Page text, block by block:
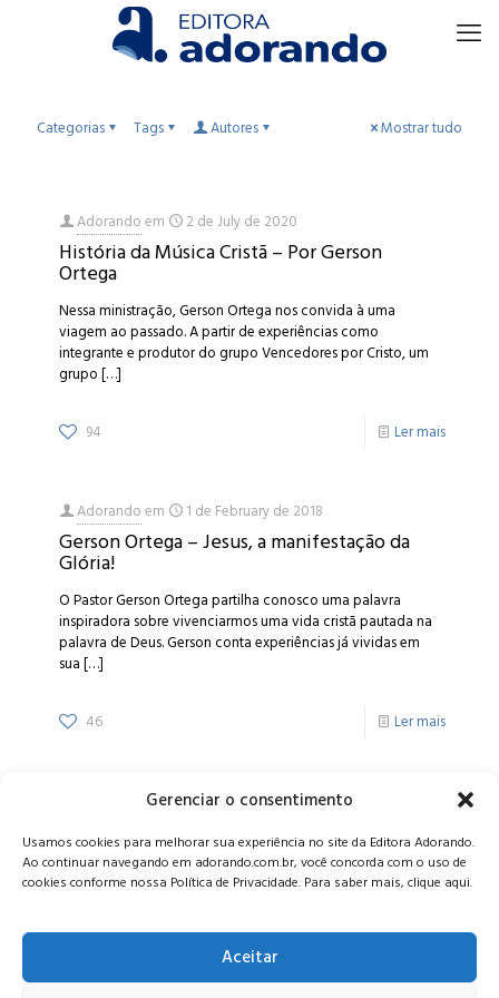
Gerenciar o consentimento
Usamos cookies para melhorar sua experiência no site da Editora Adorando.
Ao continuar navegando em adorando.com.br, você concorda com o uso de
cookies conforme nossa Política de Privacidade. Para saber mais, clique aqui.
Aceitar
Categorias Tags Autores Mostrar tudo
Adorandoem 2 de July de 2020
História da Música Cristã – Por Gerson
Ortega
Nessa ministração, Gerson Ortega nos convida à uma
viagem ao passado. A partir de experiências como
integrante e produtor do grupo Vencedores por Cristo, um
grupo[…]
94 Ler mais
Adorandoem 1 de February de 2018
Gerson Ortega – Jesus, a manifestação da
Glória!
O Pastor Gerson Ortega partilha conosco uma palavra
inspiradora sobre vivenciarmos uma vida cristã pautada na
palavra de Deus. Gerson conta experiências já vividas em
sua[…]
46 Ler mais
Alameda Oscar Niemeyer, 1033 – 7º Andar - Portaria 04, Vila da
Serra - Nova Lima/MG, CEP: 34006-065 - MG
CONTATO:editora@adorando.com.br